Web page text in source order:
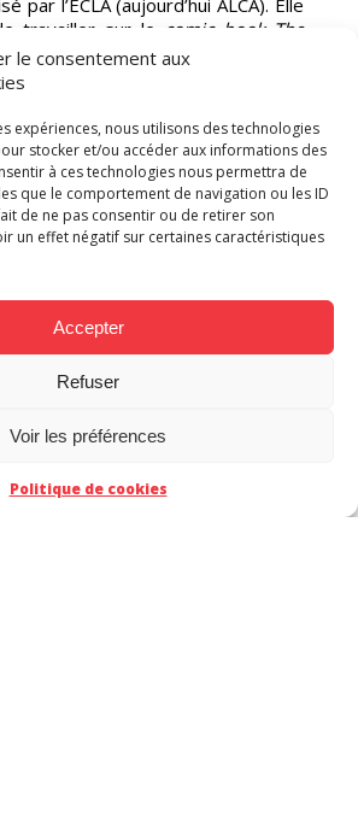
le consentement aux
expériences, nous utilisons des technologies
stocker et/ou accéder aux informations des
à ces technologies nous permettra de
que le comportement de navigation ou les ID
de ne pas consentir ou de retirer son
un effet négatif sur certaines caractéristiques
Accepter
Refuser
Voir les préférences
Politique de cookies
par l’ECLA (aujourd’hui ALCA). Elle
travailler sur le comic book The
fait ainsi la connaissance d’Edmond
transmet sa passion pour la
façon qu’elle a été amenée à
aussi sur les aventures de
guerre.